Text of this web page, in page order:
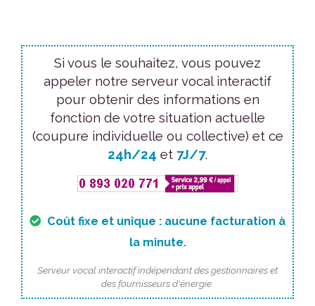
Si vous le souhaitez, vous pouvez
appeler notre serveur vocal interactif
pour obtenir des informations en
fonction de votre situation actuelle
(coupure individuelle ou collective) et ce
24h/24 et 7J/7.
Coût fixe et unique : aucune facturation à
la minute.
Serveur vocal interactif indépendant des gestionnaires et
des fournisseurs d'énergie.